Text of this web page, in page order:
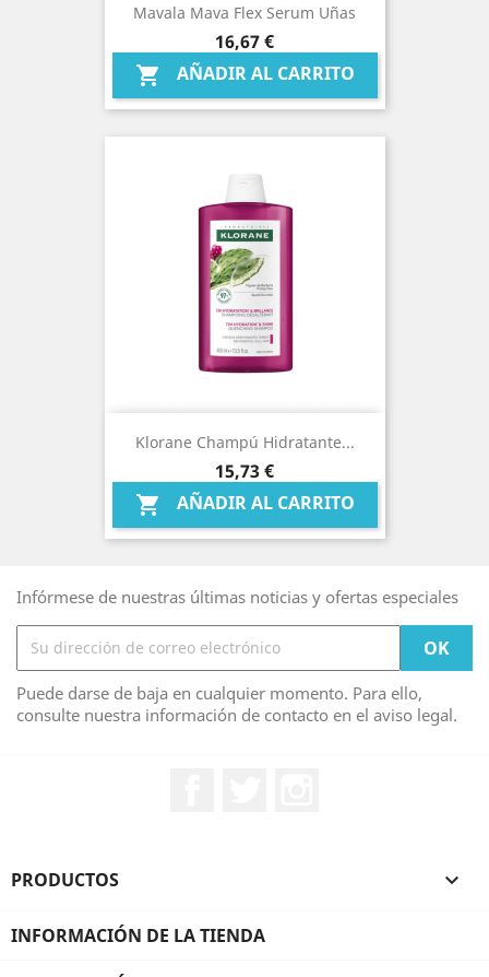
Mavala Mava Flex Serum Uñas
Precio
16,67 €
 AÑADIR AL CARRITO
Klorane Champú Hidratante...
Precio
15,73 €
 AÑADIR AL CARRITO
Infórmese de nuestras últimas noticias y ofertas especiales
Puede darse de baja en cualquier momento. Para ello,
consulte nuestra información de contacto en el aviso legal.
PRODUCTOS 
INFORMACIÓN DE LA TIENDA